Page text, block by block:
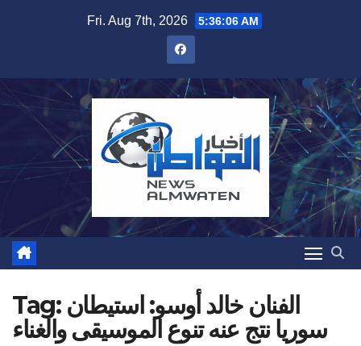
Fri. Aug 7th, 2026 5:36:07 AM
Tag: الفنان خالد أوسو: استيطان
سوريا نتج عنه تنوع الموسيقى والغناء